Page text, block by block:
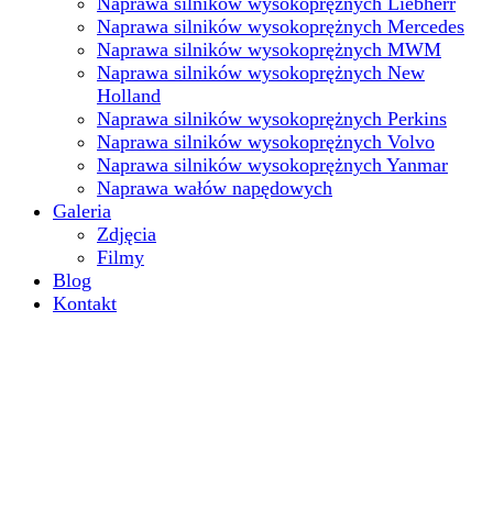
Naprawa silników wysokoprężnych Mercedes
Naprawa silników wysokoprężnych MWM
Naprawa silników wysokoprężnych New
Holland
Naprawa silników wysokoprężnych Perkins
Naprawa silników wysokoprężnych Volvo
Naprawa silników wysokoprężnych Yanmar
Naprawa wałów napędowych
Galeria
Zdjęcia
Filmy
Blog
Kontakt